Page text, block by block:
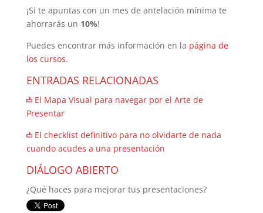
¡Si te apuntas con un mes de antelación mínima te
ahorrarás un 10%!
Puedes encontrar más información en la página de
los cursos.
ENTRADAS RELACIONADAS
El Mapa Visual para navegar por el Arte de
Presentar
El checklist definitivo para no olvidarte de nada
cuando acudes a una presentación
DIÁLOGO ABIERTO
¿Qué haces para mejorar tus presentaciones?